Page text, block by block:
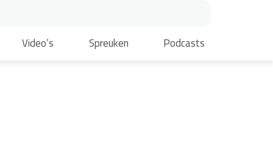
Video’s Spreuken Podcasts